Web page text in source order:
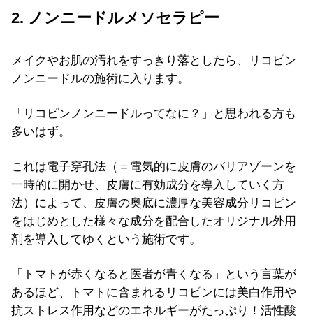
2. ノンニードルメソセラピー
メイクやお肌の汚れをすっきり落としたら、リコピン
ノンニードルの施術に入ります。
「リコピンノンニードルってなに？」と思われる方も
多いはず。
これは電子穿孔法（＝電気的に皮膚のバリアゾーンを
一時的に開かせ、皮膚に有効成分を導入していく方
法）によって、皮膚の奥底に濃厚な美容成分リコピン
をはじめとした様々な成分を配合したオリジナル外用
剤を導入してゆくという施術です。
「トマトが赤くなると医者が青くなる」という言葉が
あるほど、トマトに含まれるリコピンには美白作用や
抗ストレス作用などのエネルギーがたっぷり！活性酸